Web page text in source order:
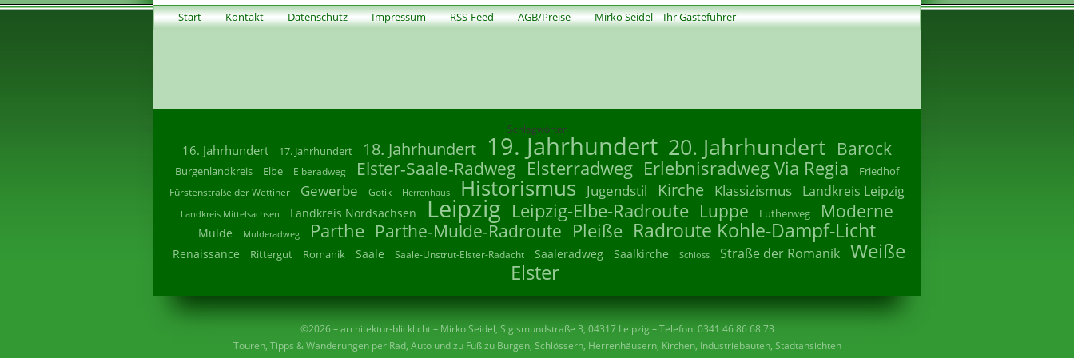
Start Kontakt Datenschutz Impressum RSS-Feed AGB/Preise Mirko Seidel – Ihr Gästeführer
Schlagwörter
16. Jahrhundert 17. Jahrhundert 18. Jahrhundert 19. Jahrhundert 20. Jahrhundert Barock
Burgenlandkreis Elbe Elberadweg Elster-Saale-Radweg Elsterradweg Erlebnisradweg Via Regia Friedhof
Fürstenstraße der Wettiner Gewerbe Gotik Herrenhaus Historismus Jugendstil Kirche Klassizismus Landkreis Leipzig
Landkreis Mittelsachsen Landkreis Nordsachsen Leipzig Leipzig-Elbe-Radroute Luppe Lutherweg Moderne
Mulde Mulderadweg Parthe Parthe-Mulde-Radroute Pleiße Radroute Kohle-Dampf-Licht
Renaissance Rittergut Romanik Saale Saale-Unstrut-Elster-Radacht Saaleradweg Saalkirche Schloss Straße der Romanik Weiße
Elster
©2026 – architektur-blicklicht – Mirko Seidel, Sigismundstraße 3, 04317 Leipzig – Telefon: 0341 46 86 68 73
Touren, Tipps & Wanderungen per Rad, Auto und zu Fuß zu Burgen, Schlössern, Herrenhäusern, Kirchen, Industriebauten, Stadtansichten